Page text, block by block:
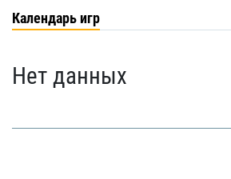
Календарь игр
Нет данных